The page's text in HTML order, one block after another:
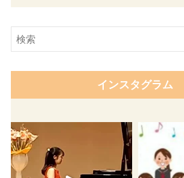
インスタグラム